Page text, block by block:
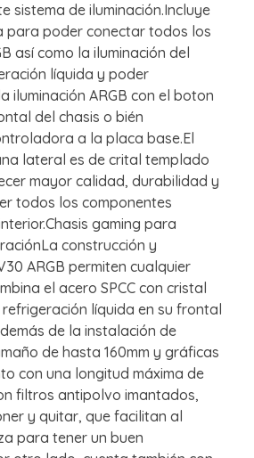
sistema de iluminación.Incluye
para poder conectar todos los
así como la iluminación del
líquida y poder
iluminación ARGB con el boton
del chasis o bién
a la placa base.El
lateral es de crital templado
mayor calidad, durabilidad y
todos los componentes
gaming para
construcción y
ARGB permiten cualquier
el acero SPCC con cristal
líquida en su frontal
de la instalación de
de hasta 160mm y gráficas
con una longitud máxima de
filtros antipolvo imantados,
y quitar, que facilitan al
para tener un buen